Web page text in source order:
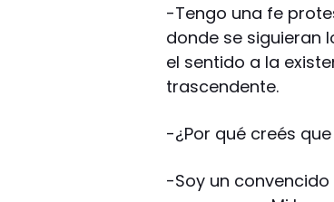
-Tengo una fe
donde se siguieran
el sentido a la
trascendente.
-¿Por qué creés
-Soy un